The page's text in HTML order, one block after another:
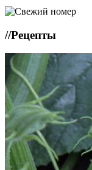
//Рецепты